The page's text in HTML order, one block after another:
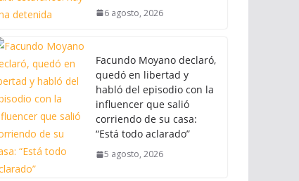
6 agosto, 2026
Facundo Moyano declaró,
quedó en libertad y
habló del episodio con la
influencer que salió
corriendo de su casa:
“Está todo aclarado”
5 agosto, 2026